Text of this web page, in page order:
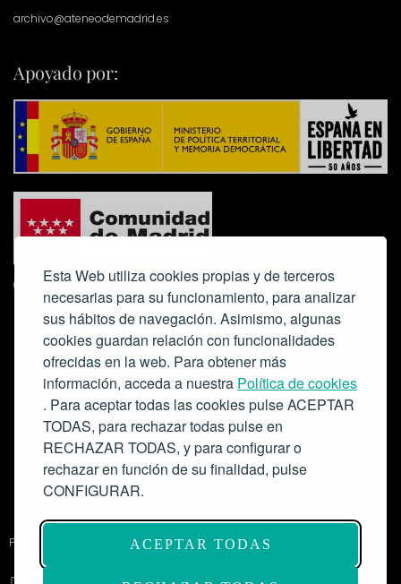
Esta Web utiliza cookies propias y de terceros
necesarias para su funcionamiento, para analizar
sus hábitos de navegación. Asimismo, algunas
cookies guardan relación con funcionalidades
ofrecidas en la web. Para obtener más
información, acceda a nuestra Política de cookies
. Para aceptar todas las cookies pulse ACEPTAR
TODAS, para rechazar todas pulse en
RECHAZAR TODAS, y para configurar o
rechazar en función de su finalidad, pulse
CONFIGURAR.
ACEPTAR TODAS
archivo@ateneodemadrid.es
Apoyado por:
Colabora:
Proyecto de modernización de infraestructuras y digitalización del
Salón de Actos del Ateneo de Madrid como espacio escénico-musical.
Subvención: 175.000€